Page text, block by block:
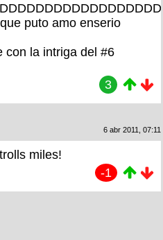
puto amo enserio
con la intriga del #6
3
6 abr 2011, 07:11
miles!
-1